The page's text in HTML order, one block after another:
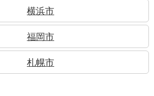
横浜市
福岡市
札幌市